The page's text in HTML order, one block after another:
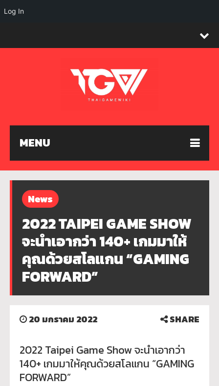
MENU
News
2022 TAIPEI GAME SHOW
จะนำเอากว่า 140+ เกมมาให้
คุณด้วยสโลแกน “GAMING
FORWARD”
20 มกราคม 2022 SHARE
2022 Taipei Game Show จะนำเอากว่า
140+ เกมมาให้คุณด้วยสโลแกน “GAMING
FORWARD”
Log In